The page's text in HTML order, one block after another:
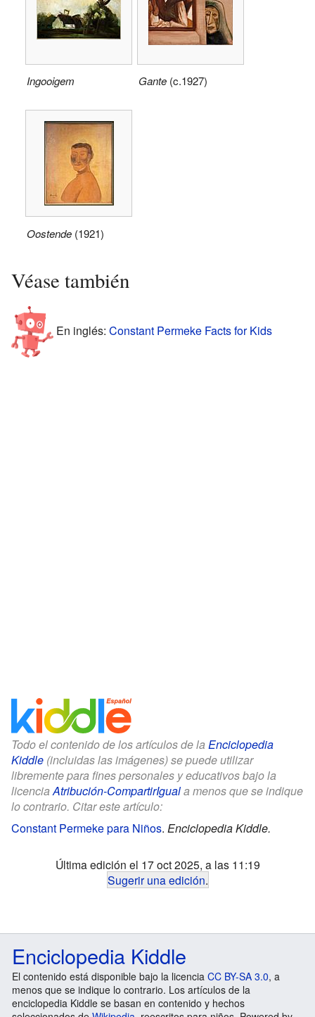
Ingooigem Gante (c.1927)
Oostende (1921)
Véase también
En inglés: Constant Permeke Facts for Kids
Todo el contenido de los artículos de la Enciclopedia
Kiddle (incluidas las imágenes) se puede utilizar
libremente para fines personales y educativos bajo la
licenciaAtribución-CompartirIguala menos que se indique
lo contrario. Citar este artículo:
Constant Permeke para Niños. Enciclopedia Kiddle.
Última edición el 17 oct 2025, a las 11:19
Sugerir una edición.
Enciclopedia Kiddle
El contenido está disponible bajo la licencia CC BY-SA 3.0, a
menos que se indique lo contrario. Los artículos de la
enciclopedia Kiddle se basan en contenido y hechos